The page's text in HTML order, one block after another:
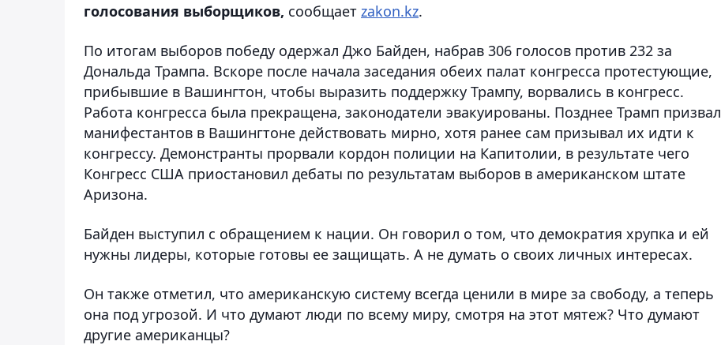
голосования выборщиков, сообщает zakon.kz.
По итогам выборов победу одержал Джо Байден, набрав 306 голосов против 232 за
Дональда Трампа. Вскоре после начала заседания обеих палат конгресса протестующие,
прибывшие в Вашингтон, чтобы выразить поддержку Трампу, ворвались в конгресс.
Работа конгресса была прекращена, законодатели эвакуированы. Позднее Трамп призвал
манифестантов в Вашингтоне действовать мирно, хотя ранее сам призывал их идти к
конгрессу. Демонстранты прорвали кордон полиции на Капитолии, в результате чего
Конгресс США приостановил дебаты по результатам выборов в американском штате
Аризона.
Байден выступил с обращением к нации. Он говорил о том, что демократия хрупка и ей
нужны лидеры, которые готовы ее защищать. А не думать о своих личных интересах.
Он также отметил, что американскую систему всегда ценили в мире за свободу, а теперь
она под угрозой. И что думают люди по всему миру, смотря на этот мятеж? Что думают
другие американцы?